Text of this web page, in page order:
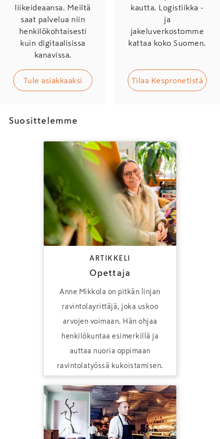
liikeideaansa. Meiltä
saat palvelua niin
henkilökohtaisesti
kuin digitaalisissa
kanavissa.
Tule asiakkaaksi
kautta. Logistiikka -
ja
jakeluverkostomme
kattaa koko Suomen.
Tilaa Kespronetistä
Suosittelemme
ARTIKKELI
Opettaja
Anne Mikkola on pitkän linjan
ravintolayrittäjä, joka uskoo
arvojen voimaan. Hän ohjaa
henkilökuntaa esimerkillä ja
auttaa nuoria oppimaan
ravintolatyössä kukoistamisen.